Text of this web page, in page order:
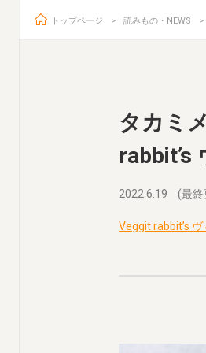
ビオ・マルシェ
トップページ 読みもの・NEWS
タカミ
rabbit’s
2022.6.19 (最終
Veggit rabbit’s